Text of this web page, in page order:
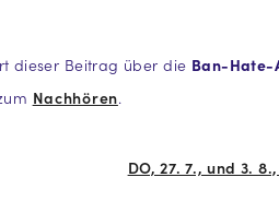
dieser Beitrag über die Ban-Hate-
Nachhören.
DO, 27. 7., und 3.